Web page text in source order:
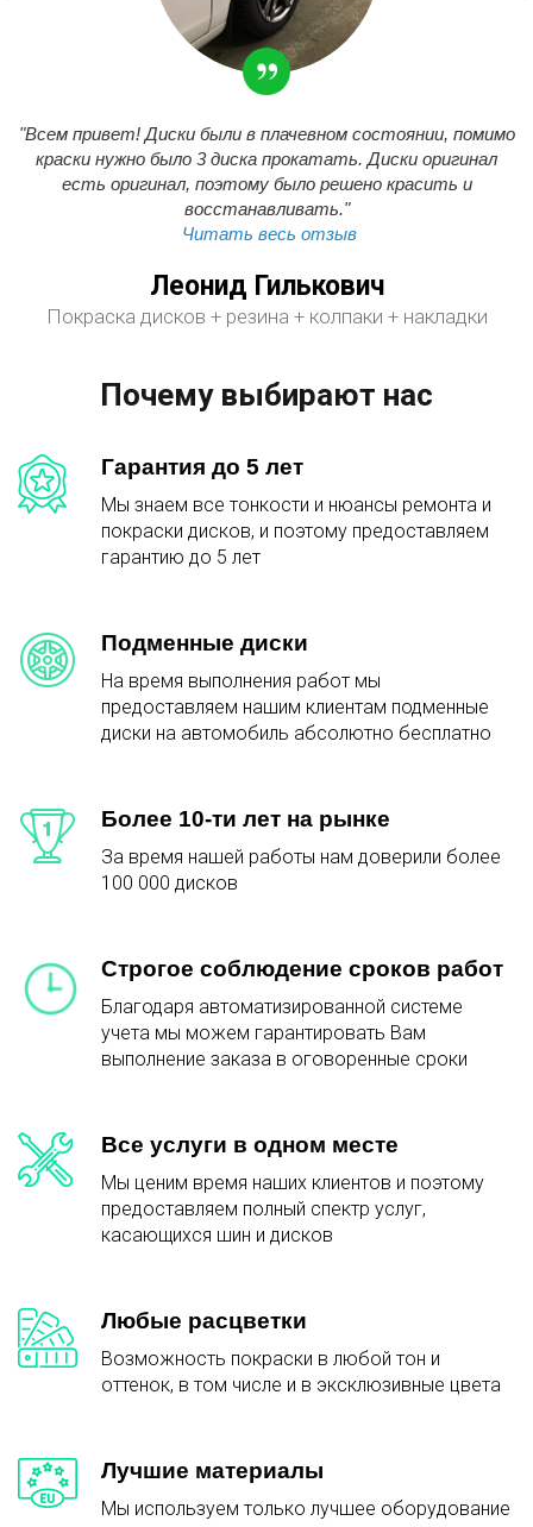
"Всем привет! Диски были в плачевном состоянии, помимо
краски нужно было 3 диска прокатать. Диски оригинал
есть оригинал, поэтому было решено красить и
восстанавливать."
Читать весь отзыв
Леонид Гилькович
Покраска дисков + резина + колпаки + накладки
Почему выбирают нас
Гарантия до 5 лет
Мы знаем все тонкости и нюансы ремонта и
покраски дисков, и поэтому предоставляем
гарантию до 5 лет
Подменные диски
На время выполнения работ мы
предоставляем нашим клиентам подменные
диски на автомобиль абсолютно бесплатно
Более 10-ти лет на рынке
За время нашей работы нам доверили более
100 000 дисков
Строгое соблюдение сроков работ
Благодаря автоматизированной системе
учета мы можем гарантировать Вам
выполнение заказа в оговоренные сроки
Все услуги в одном месте
Мы ценим время наших клиентов и поэтому
предоставляем полный спектр услуг,
касающихся шин и дисков
Любые расцветки
Возможность покраски в любой тон и
оттенок, в том числе и в эксклюзивные цвета
Лучшие материалы
Мы используем только лучшее оборудование